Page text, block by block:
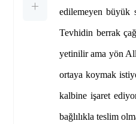
edilemeyen büyük
Tevhidin berrak
yetinilir ama yön
ortaya koymak
kalbine işaret
bağlılıkla teslim